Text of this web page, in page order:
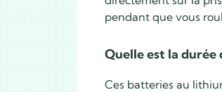
pendant que vous
Quelle est la durée
Ces batteries au